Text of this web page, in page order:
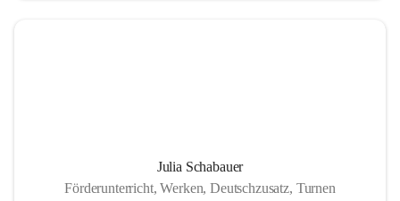
Julia Schabauer
Förderunterricht, Werken, Deutschzusatz, Turnen